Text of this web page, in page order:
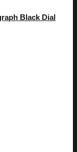
Black Dial